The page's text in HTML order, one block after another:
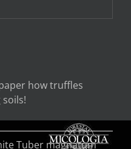
how truffles
Tuber magnatum